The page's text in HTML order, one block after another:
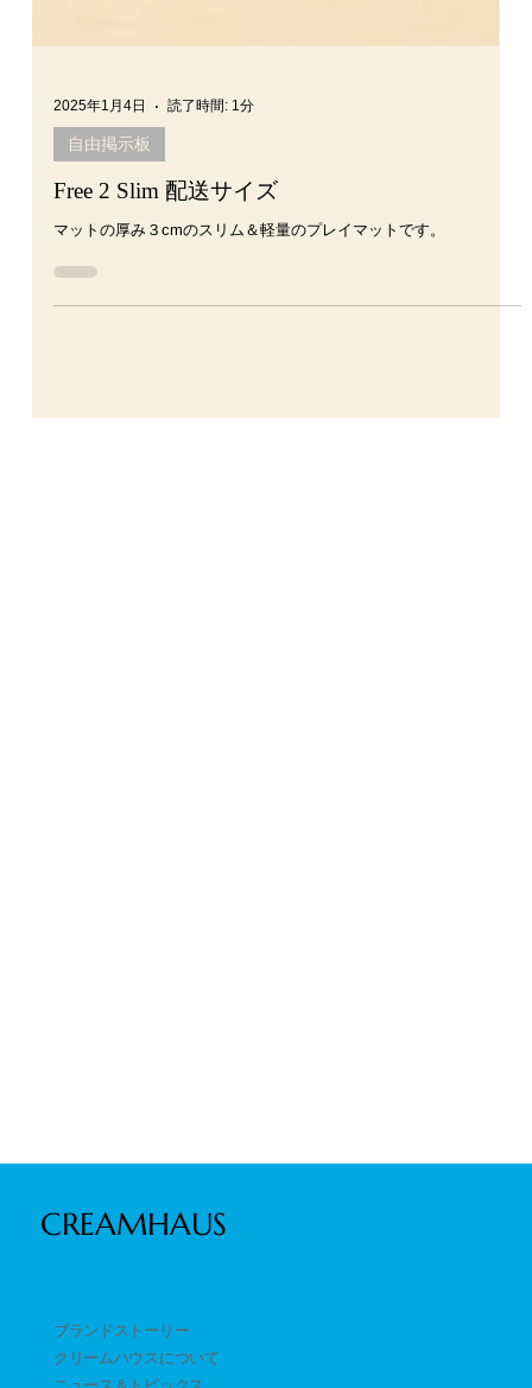
2025年1月4日
自由掲示板
Free 2 Slim 配送サイズ
マットの厚み３cmのスリム＆軽量のプレイマットです。
ブランドストーリー
クリームハウスについて
CREAMHAUS